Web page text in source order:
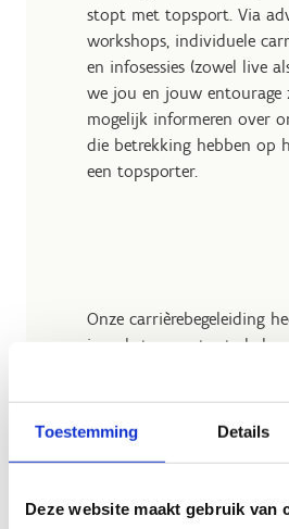
Toestemming Details
Deze website maakt gebruik van
Onze carrièrebegeleiding
jou als topsporter te helpen
proberen hierbij zo goed
spelen op jouw noden als
We informeren,
stopt met topsport. Via
workshops, individuele
en infosessies (zowel live
we jou en jouw entourage
mogelijk informeren over
die betrekking hebben op
een topsporter.